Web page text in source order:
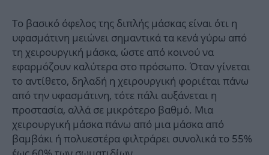
Το βασικό όφελος της διπλής μάσκας είναι ότι η
υφασμάτινη μειώνει σημαντικά τα κενά γύρω από
τη χειρουργική μάσκα, ώστε από κοινού να
εφαρμόζουν καλύτερα στο πρόσωπο. Όταν γίνεται
το αντίθετο, δηλαδή η χειρουργική φοριέται πάνω
από την υφασμάτινη, τότε πάλι αυξάνεται η
προστασία, αλλά σε μικρότερο βαθμό. Μια
χειρουργική μάσκα πάνω από μια μάσκα από
βαμβάκι ή πολυεστέρα φιλτράρει συνολικά το 55%